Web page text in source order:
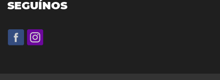
SEGUÍNOS